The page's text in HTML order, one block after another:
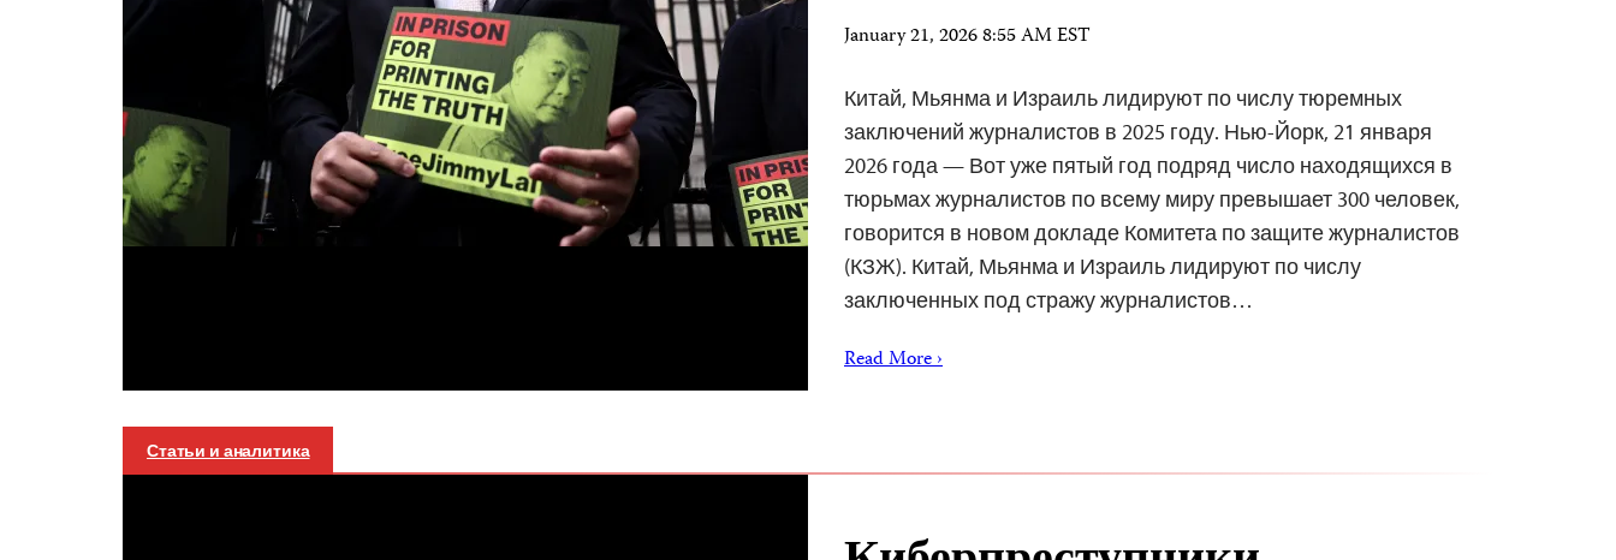
January 21, 2026 8:55 AM EST
Китай, Мьянма и Израиль лидируют по числу тюремных
заключений журналистов в 2025 году. Нью-Йорк, 21 января
2026 года — Вот уже пятый год подряд число находящихся в
тюрьмах журналистов по всему миру превышает 300 человек,
говорится в новом докладе Комитета по защите журналистов
(КЗЖ). Китай, Мьянма и Израиль лидируют по числу
заключенных под стражу журналистов…
Read More ›
Статьи и аналитика